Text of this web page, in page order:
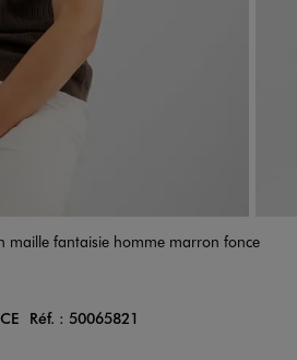
maille fantaisie homme marron fonce
Réf. : 50065821